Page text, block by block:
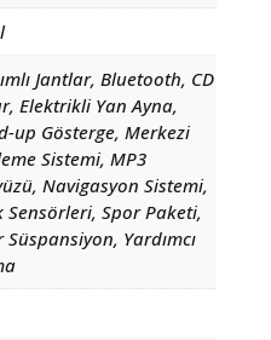
Jantlar, Bluetooth, CD
Elektrikli Yan Ayna,
up Gösterge, Merkezi
Sistemi, MP3
Navigasyon Sistemi,
Sensörleri, Spor Paketi,
Süspansiyon, Yardımcı